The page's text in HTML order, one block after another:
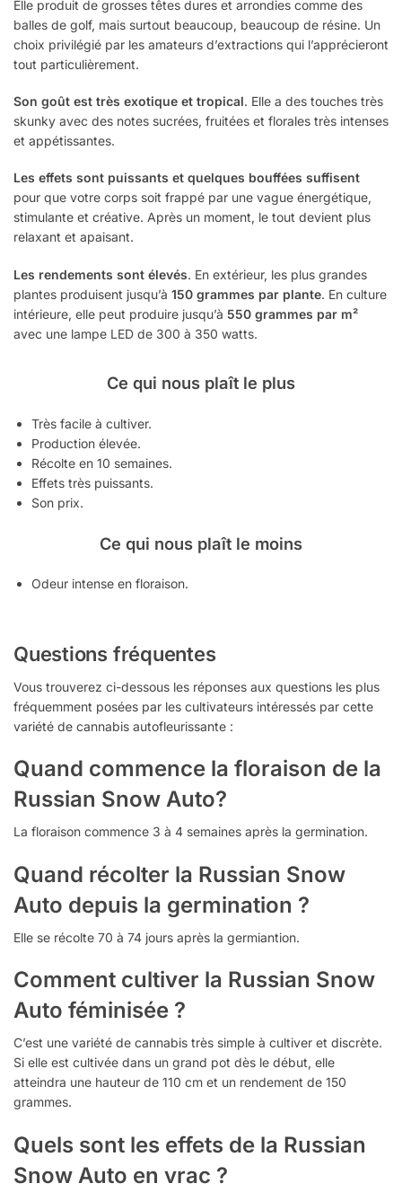
Elle produit de grosses têtes dures et arrondies comme des
balles de golf, mais surtout beaucoup, beaucoup de résine. Un
choix privilégié par les amateurs d’extractions qui l’apprécieront
tout particulièrement.
Son goût est très exotique et tropical. Elle a des touches très
skunky avec des notes sucrées, fruitées et florales très intenses
et appétissantes.
Les effets sont puissants et quelques bouffées suffisent
pour que votre corps soit frappé par une vague énergétique,
stimulante et créative. Après un moment, le tout devient plus
relaxant et apaisant.
Les rendements sont élevés. En extérieur, les plus grandes
plantes produisent jusqu’à 150 grammes par plante. En culture
intérieure, elle peut produire jusqu’à 550 grammes par m²
avec une lampe LED de 300 à 350 watts.
Ce qui nous plaît le plus
Très facile à cultiver.
Production élevée.
Récolte en 10 semaines.
Effets très puissants.
Son prix.
Ce qui nous plaît le moins
Odeur intense en floraison.
Questions fréquentes
Vous trouverez ci-dessous les réponses aux questions les plus
fréquemment posées par les cultivateurs intéressés par cette
variété de cannabis autofleurissante :
Quand commence la floraison de la
Russian Snow Auto?
La floraison commence 3 à 4 semaines après la germination.
Quand récolter la Russian Snow
Auto depuis la germination ?
Elle se récolte 70 à 74 jours après la germiantion.
Comment cultiver la Russian Snow
Auto féminisée ?
C’est une variété de cannabis très simple à cultiver et discrète.
Si elle est cultivée dans un grand pot dès le début, elle
atteindra une hauteur de 110 cm et un rendement de 150
grammes.
Quels sont les effets de la Russian
Snow Auto en vrac ?